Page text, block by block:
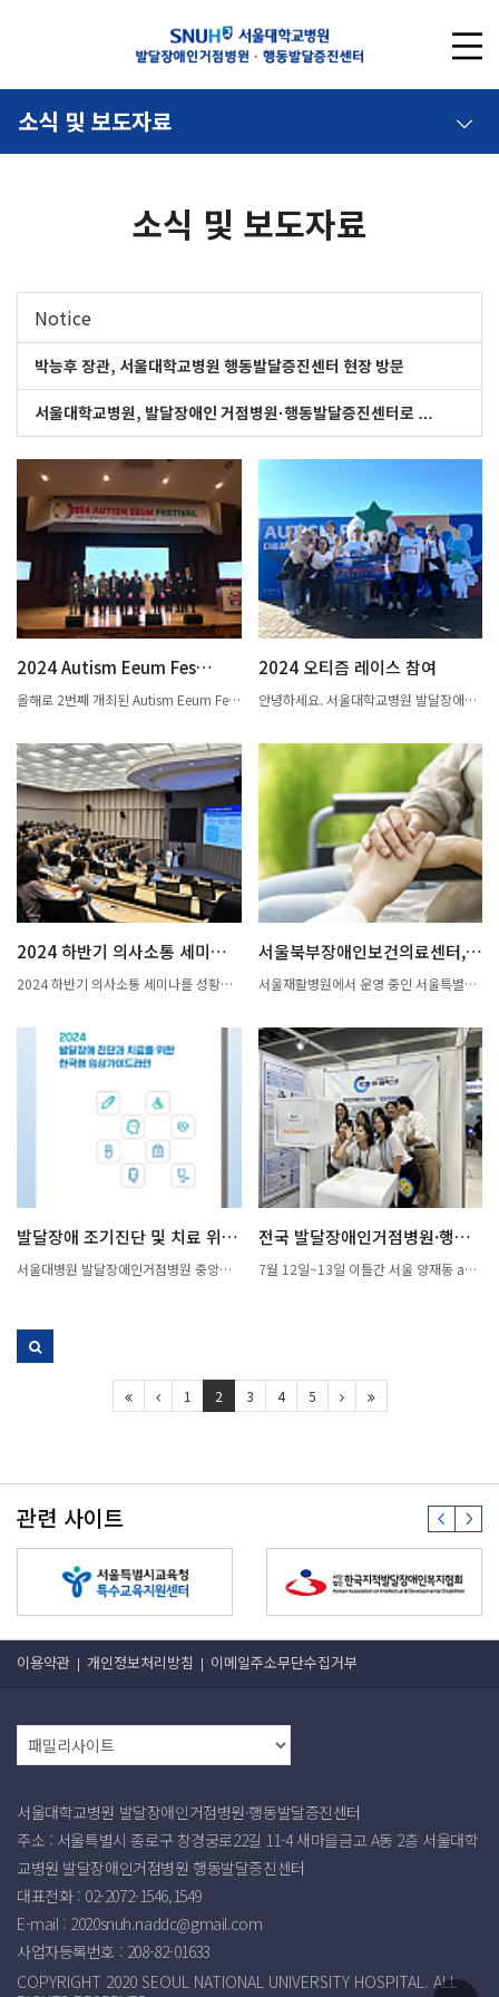
소식 및 보도자료
소식 및 보도자료
Notice
박능후 장관, 서울대학교병원 행동발달증진센터 현장 방문
서울대학교병원, 발달장애인 거점병원·행동발달증진센터로 …
2024 Autism Eeum Fes…
올해로 2번째 개최된 Autism Eeum Fest
래재단 & 서울대학교병원 발달장애인거
점병원 중앙지원단」함께 자폐에 대한 연
구와 임상을 서로 잇는다는 ‘이음(Eeu
m)’의 의미를 가진「Autism Eeum Festi
val」을 공동 개최하여 발달장애에 대한
최신지견 및 관련 연구 동향과 함께 임상
적 통합적 지원 프로그램 연구 등을 소개
하는 페스티벌입니다. 올해도 「키스트미
래재단」에서 발달장애인 미술 작품관람
(심상心象_마주한 시선)과 자폐인 오케
스트라 드림위드 앙상블의 공연 무대 등
큰 감동을 선사한 풍성한 행사로 페스티
벌이 한층 더 밝은 분위기가 되었습니다.
평가를 위한 AI의 활용 (도례미 연구교수,
서울대병원 의생명연구원) -자폐 디지털
병원 발달장애인거점병원) -신경발달장애
아동의 사회성 증진을 위한 상황 이야기
비디오 프로그램 개발 및 효과성 평가 연
달장애인거점병원) -자폐 전임상 모델로
하버드 의과대학)
2024 오티즘 레이스 참여
안녕하세요. 서울대학교병원 발달장애인
2024년 10월 26일에 저희 센터 선생님
들과 예쁜 2명의 친구들과 함께 오티즘 레
이스를 다녀왔습니다! 올해는 작년보다
더 많은 인원이 참가해서 더욱더 뜻깊었
습니다 ^^ 내년에는 더 긴 코스를 도전해
볼까 합니다~~! 오티즘 레이스는 (사)한
국자폐인사랑협회와 서울특별시 그리고
하나은행이 뜻을 합해 오티즘(자폐성장
애)에 대한 이해와 존중을 확산하고자 마
련한 자폐성장애 인식개선 캠페인입니다.
이런 뜻 깊은 캠페인을 진행하는 현장에
직접 참여하여 다함께 완주를 하고 오니
너무나 뿌듯하고 뜻깊은 하루였다는 생각
장애)은 세상을 인식하고 상호작용하는
방식에 영향을 미치는 복잡하고 이질적인
신경발달장애입니다. 오티즘(자폐성장애)
의 핵심적인 특징으로는 사회적 의사소통
및 상호작용 장애, 제한적이고 반복적인
행동 패턴, 감각 민감성, 변화에 따른 전환
및 적응의 어려움 등이 있습니다. 오티즘
(자폐성장애)은 광범위한 증상, 능력 및
특성이 사람마다 매우 다양하기 때문에
sorder)라고 부르기도 합니다.
2024 하반기 의사소통 세미나 개최
2024 하반기 의사소통 세미나를 성황리
사 드립니다. ○ 일 시 : 2024. 11. 15(금)
09:30 ~ 12:00 ○ 장 소 : 어린이병원 지
하1층 제일제당홀 ○ 주 제 : 발달장애 영
발달장애인 거점병원·행동발달증진센터
○ 대 상 : 지역 언어치료협력센터 언어재
활사, 전국 발달장애인 거점병원 및 유관
기관 전문가, 발달장애 양육자 등 ○ 내 용
: 1. 가정에서 자녀의 행동지원 돕기 - 허
수연 특수교사(서울대병원 행동발달증진
통 촉진을 위한 부모주도중재 - 송승하 언
어치료사(서울대병원 행동발달증진센터)
bo_table=m05_06&wr_id=58
서울북부장애인보건의료센터, 서울대병원…
서울재활병원에서 운영 중인 서울특별시
북부센터)는 지난 4일 서울대학교병원 발
달장애인거점병원·행동발달증진센터와
함께 지역 발달장애인의 건강권 증진을
위한 업무 협약을 체결했다. 이번 협약을
통해 양 기관은 발달장애인의 건강 증진
과 의료서비스의 질 향상의 필요성에 깊
이 공감하고 발달장애인의 통합건강관리
및 보건의료복지 서비스 연계를 위해 상
호 협력하기로 약속했다. 주요 협력 사항
은 ▲발달장애인 통합건강관리 및 보건의
진, 진료, 재활 등 의료서비스 제공 지원
▲발달장애인과 보건의료 인력 대상 장애
증진을 위해 맞춤형 건강관리 프로그램을
개발하고 건강한 삶을 누릴 수 있도록 지
“우리 센터는 발달장애인의 행동 및 정서
문제를 이해하고 치료하기 위한 전문적인
접근을 제공하며 통합적인 건강관리 서비
스를 통해 이들이 더 나은 삶을 영위할 수
있도록 돕겠다”며 “협약을 계기로 각 기
관의 전문성을 바탕으로 지역사회 자원을
장애인의 건강 지원을 위해 장애인 건강
보건관리, 보건·의료·복지 연계, 발달장
다. -장애인 곁을 든든하게 지켜주는 대안
언론 에이블뉴스(ablenews.co.kr)- -에
이블뉴스 기사 제보 및 보도자료 발송 abl
뉴스(https://www.ablenews.co.kr)
발달장애 조기진단 및 치료 위한 한국…
서울대병원 발달장애인거점병원 중앙지
칼업저버 박선재 기자] 서울대병원 발달
장애인거점병원·행동발달증진센터 중앙
지원단(단장 김붕년, 이하 중앙지원단)이
최근 ‘발달장애 진단과 치료를 위한 한국
형 임상가이드라인 2024’을 발표했다. 이
해 개발한 근거 기반 안내서다. 의료전문
가뿐 아니라 발달장애인과 가족, 시민단
체 및 행정가 등을 대상으로 필요한 정보
를 알기 쉽게 전달하고, 발달장애의 조기
진단 및 통합적 치료에 있어 최선의 의사
결정을 돕기 위해 제작됐다. 장애인복지
표현·자기조절·사회적응 기능에 제약이
장애를 동반한 자폐스펙트럼장애’를 중심
으로 개발된 이 안내서는 △임상 양상과
역학 △진단 및 평가 △치료 원칙 및 생애
적 문제행동 중재 △공존질환치료 및 약
물치료 6장으로 구성됐다. 특히 비의료인
의 이해와 치료 선택을 돕기 위해 전문 의
학용어보다는 가급적 쉬운 표현을 사용했
고, 치료옵션별로 상세한 제언을 덧붙였
다. 또한 유아동기에 초점을 맞춘 다른 지
침서들과 달리, 자폐스펙트럼장애의 특성
을 고려해 전 생애주기에 걸친 내용으로
지원단, 2024 오티즘엑스포에 참여해 안
전국 발달장애인거점병원·행동발달증진센…
7월 12일~13일 이틀간 서울 양재동 aT
행하였습니다.
1 2 3 4 5
관련 사이트
이용약관 개인정보처리방침 이메일주소무단수집거부
서울대학교병원 발달장애인거점병원·행동발달증진센터
주소 : 서울특별시 종로구 창경궁로22길 11-4 새마을금고 A동 2층 서울대학
교병원 발달장애인거점병원 행동발달증진센터
대표전화 : 02-2072-1546,1549
E-mail : 2020snuh.naddc@gmail.com
사업자등록번호 : 208-82-01633
COPYRIGHT 2020 SEOUL NATIONAL UNIVERSITY HOSPITAL. ALL